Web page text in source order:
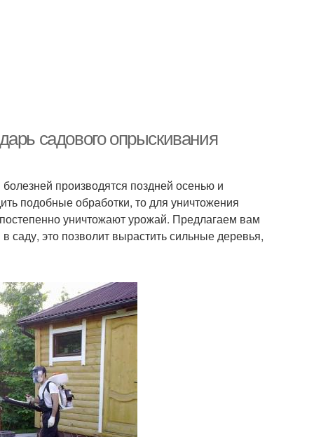
садового опрыскивания
производятся поздней осенью и
подобные обработки, то для уничтожения
уничтожают урожай. Предлагаем вам
это позволит вырастить сильные деревья,